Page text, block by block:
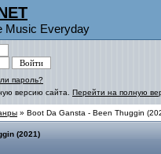
Music Everyday
пароль?
версию сайта. Перейти на полную
» Boot Da Gansta - Been Thuggin
(2021)